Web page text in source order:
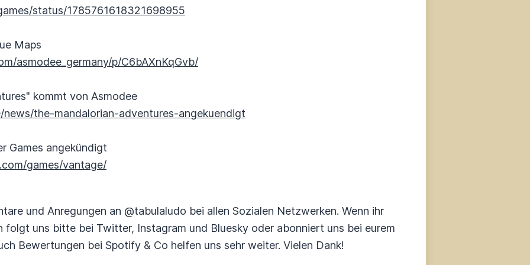
status/1785761618321698955
Maps
asmodee_germany/p/C6bAXnKqGvb/
kommt von Asmodee
the-mandalorian-adventures-angekuendigt
Games angekündigt
games/vantage/
und Anregungen an @tabulaludo bei allen Sozialen Netzwerken. Wenn ihr
uns bitte bei Twitter, Instagram und Bluesky oder abonniert uns bei eurem
Bewertungen bei Spotify & Co helfen uns sehr weiter. Vielen Dank!